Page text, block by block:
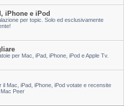
iPhone e iPod
per topic. Solo ed esclusivamente
per Mac, iPad, iPhone, iPod e Apple Tv.
il Mac, iPad, iPhone, iPod votate e recensite
Peer